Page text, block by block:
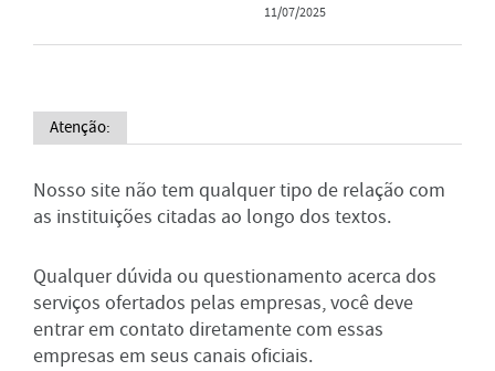
11/07/2025
Atenção:
Nosso site não tem qualquer tipo de relação com
as instituições citadas ao longo dos textos.
Qualquer dúvida ou questionamento acerca dos
serviços ofertados pelas empresas, você deve
entrar em contato diretamente com essas
empresas em seus canais oficiais.